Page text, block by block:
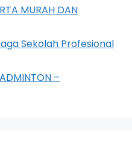
MURAH DAN
Sekolah Profesional
–